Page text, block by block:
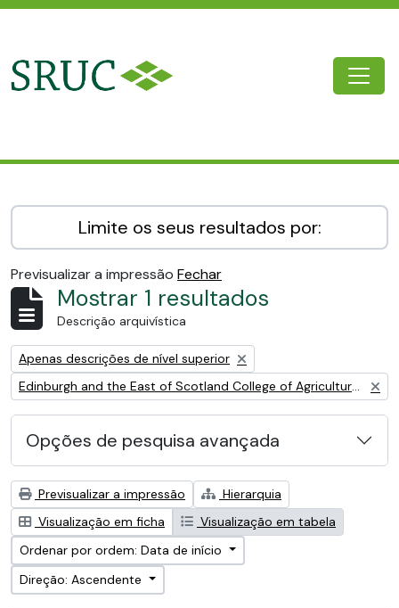
Limite os seus resultados por:
Previsualizar a impressão Fechar
Mostrar 1 resultados
Descrição arquivística
Remove filter:
Apenas descrições de nível superior
Remove filter:
Edinburgh and the East of Scotland College of Agriculture (EESCA)
Opções de pesquisa avançada
Previsualizar a impressão
Hierarquia
Visualização em ficha
Visualização em tabela
Ordenar por ordem: Data de início
Direção: Ascendente